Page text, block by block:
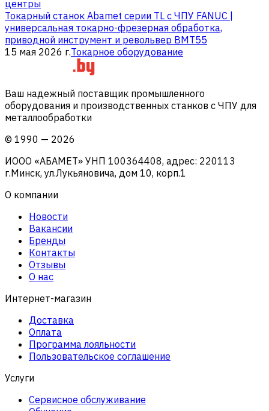
центры
Токарный станок Abamet серии TL с ЧПУ FANUC |
универсальная токарно-фрезерная обработка,
приводной инструмент и револьвер BMT55
15 мая 2026 г.Токарное оборудование
Ваш надежный поставщик промышленного
оборудования и производственных станков с ЧПУ для
металлообработки
© 1990 — 2026
ИООО «АБАМЕТ» УНП 100364408, адрес: 220113
г.Минск, ул.Лукьяновича, дом 10, корп.1
О компании
Новости
Вакансии
Бренды
Контакты
Отзывы
О нас
Интернет-магазин
Доставка
Оплата
Программа лояльности
Пользовательское соглашение
Услуги
Сервисное обслуживание